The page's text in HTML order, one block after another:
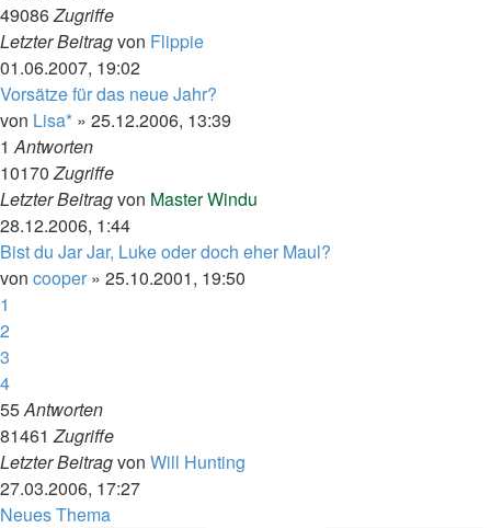
49086Zugriffe
Letzter Beitragvon Flippie
01.06.2007, 19:02
Vorsätze für das neue Jahr?
von Lisa* » 25.12.2006, 13:39
1Antworten
10170Zugriffe
Letzter Beitragvon Master Windu
28.12.2006, 1:44
Bist du Jar Jar, Luke oder doch eher Maul?
von cooper » 25.10.2001, 19:50
1
2
3
4
55Antworten
81461Zugriffe
Letzter Beitragvon Will Hunting
27.03.2006, 17:27
Neues Thema